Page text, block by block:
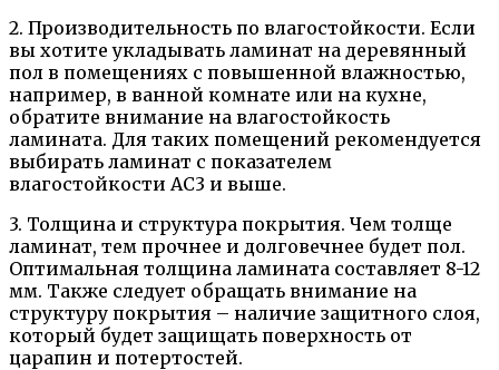
2. Производительность по влагостойкости. Если
вы хотите укладывать ламинат на деревянный
пол в помещениях с повышенной влажностью,
например, в ванной комнате или на кухне,
обратите внимание на влагостойкость
ламината. Для таких помещений рекомендуется
выбирать ламинат с показателем
влагостойкости AC3 и выше.
3. Толщина и структура покрытия. Чем толще
ламинат, тем прочнее и долговечнее будет пол.
Оптимальная толщина ламината составляет 8-12
мм. Также следует обращать внимание на
структуру покрытия – наличие защитного слоя,
который будет защищать поверхность от
царапин и потертостей.